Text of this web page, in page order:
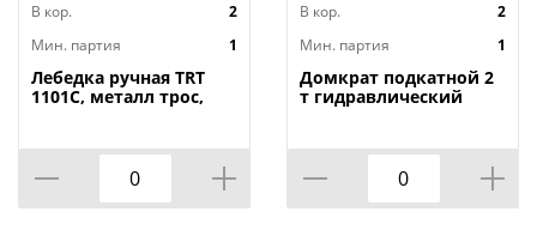
В кор.
2
Мин. партия
1
Лебедка ручная TRT
1101C, металл трос,
В кор.
2
Мин. партия
1
Домкрат подкатной 2
т гидравлический